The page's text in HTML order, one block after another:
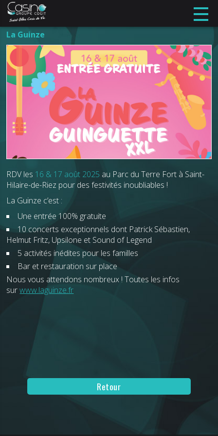
La Guinze
RDV les 16 & 17 août 2025 au Parc du Terre Fort à Saint-
Hilaire-de-Riez pour des festivités inoubliables !
La Guinze c’est :
Une entrée 100% gratuite
10 concerts exceptionnels dont Patrick Sébastien,
Helmut Fritz, Upsilone et Sound of Legend
5 activités inédites pour les familles
Bar et restauration sur place
Nous vous attendons nombreux ! Toutes les infos
surwww.laguinze.fr
Retour